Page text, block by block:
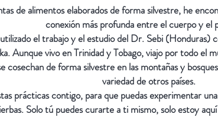
de alimentos elaborados de forma silvestre, he
conexión más profunda entre el cuerpo y el
el trabajo y el estudio del Dr. Sebi
Aunque vivo en Trinidad y Tobago, viajo por todo el
cosechan de forma silvestre en las montañas y
variedad de otros países.
prácticas contigo, para que puedas experimentar
Solo tú puedes curarte a ti mismo, solo estoy